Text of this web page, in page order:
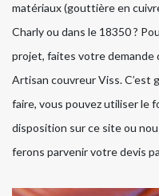
matériaux (gouttière en
Charly ou dans le 18350 ?
projet, faites votre demande
Artisan couvreur Viss. C’est
faire, vous pouvez utiliser le
disposition sur ce site ou
ferons parvenir votre devis